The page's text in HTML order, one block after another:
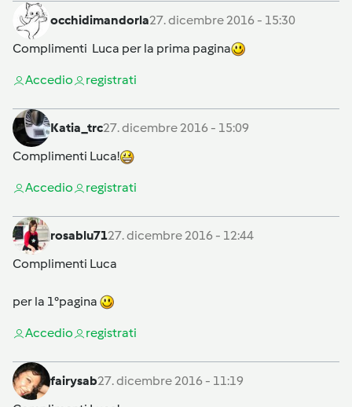
occhidimandorla27. dicembre 2016 - 15:30
Complimenti Luca per la prima pagina
Accedio registrati
Katia_trc27. dicembre 2016 - 15:09
Complimenti Luca!
Accedio registrati
rosablu7127. dicembre 2016 - 12:44
Complimenti Luca
per la 1°pagina
Accedio registrati
fairysab27. dicembre 2016 - 11:19